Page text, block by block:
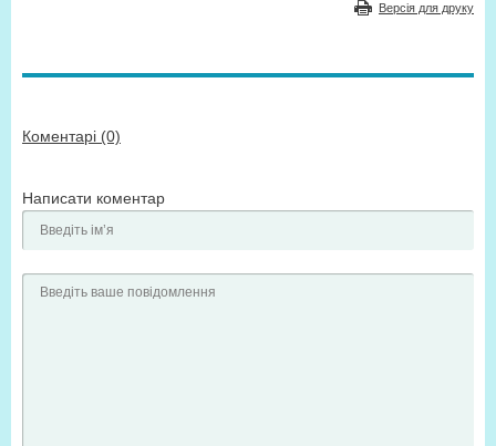
Версія для друку
Коментарі (0)
Написати коментар